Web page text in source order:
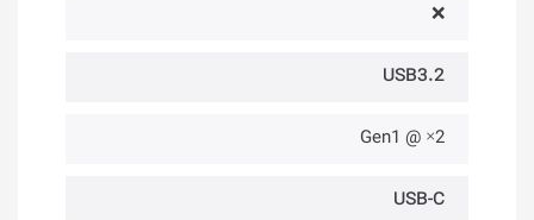
❌
USB3.2
2× @ Gen1
USB-C